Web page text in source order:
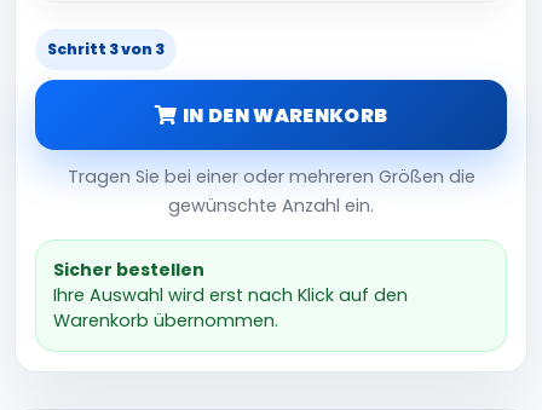
Schritt 3 von 3
IN DEN WARENKORB
Tragen Sie bei einer oder mehreren Größen die
gewünschte Anzahl ein.
Sicher bestellen
Ihre Auswahl wird erst nach Klick auf den
Warenkorb übernommen.